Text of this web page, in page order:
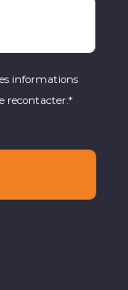
informations
recontacter.*